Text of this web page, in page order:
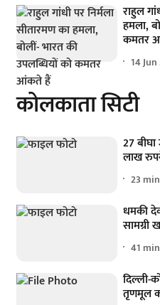
राहुल
हमला,
कमतर
14
कोलकाता सिटी
27
लाख
23
धमकी
सामग्री
41
दिल्ली-
तृणमूल